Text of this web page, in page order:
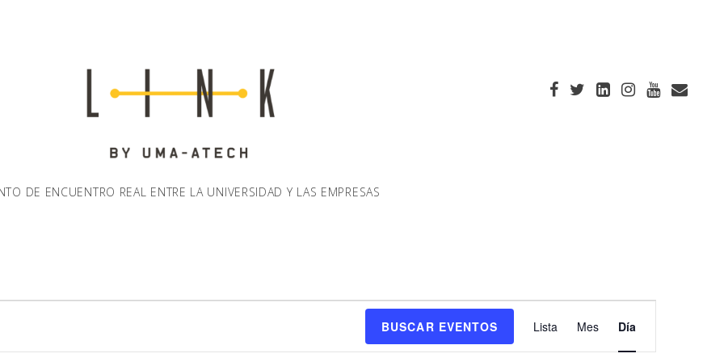
DE ENCUENTRO REAL ENTRE LA UNIVERSIDAD Y LAS EMPRESAS
BUSCAR EVENTOS
Navegación
de
Lista Mes Día